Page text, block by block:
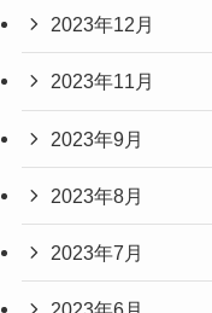
2023年12月
2023年11月
2023年9月
2023年8月
2023年7月